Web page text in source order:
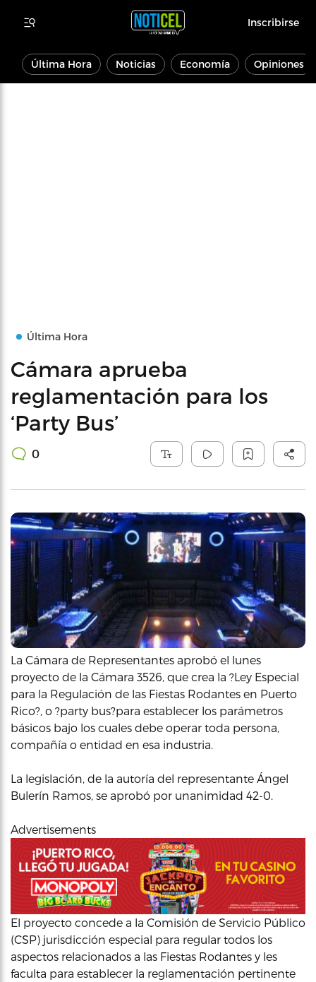
Inscribirse
Última Hora Noticias Economía Opiniones
Última Hora
Cámara aprueba
reglamentación para los
‘Party Bus’
0
La Cámara de Representantes aprobó el lunes
proyecto de la Cámara 3526, que crea la ?Ley Especial
para la Regulación de las Fiestas Rodantes en Puerto
Rico?, o ?party bus?para establecer los parámetros
básicos bajo los cuales debe operar toda persona,
compañía o entidad en esa industria.
La legislación, de la autoría del representante Ángel
Bulerín Ramos, se aprobó por unanimidad 42-0.
Advertisements
El proyecto concede a la Comisión de Servicio Público
(CSP) jurisdicción especial para regular todos los
aspectos relacionados a las Fiestas Rodantes y les
faculta para establecer la reglamentación pertinente